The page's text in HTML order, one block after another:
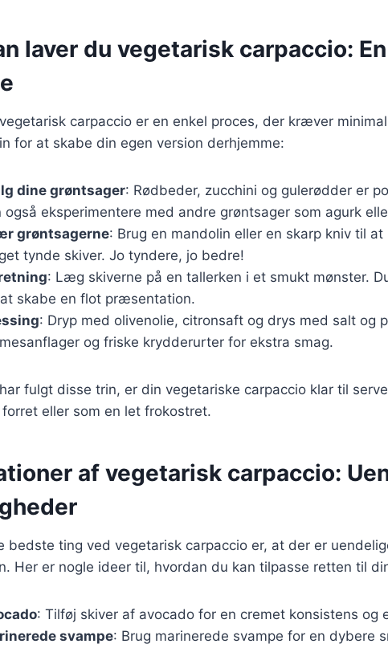
laver du vegetarisk carpaccio:
carpaccio er en enkel proces, der kræver
for at skabe din egen version derhjemme:
dine grøntsager: Rødbeder, zucchini og gulerødder er
også eksperimentere med andre grøntsager som agurk
grøntsagerne: Brug en mandolin eller en skarp kniv til
tynde skiver. Jo tyndere, jo bedre!
: Læg skiverne på en tallerken i et smukt mønster.
skabe en flot præsentation.
: Dryp med olivenolie, citronsaft og drys med salt og
og friske krydderurter for ekstra smag.
fulgt disse trin, er din vegetariske carpaccio klar til
forret eller som en let frokostret.
af vegetarisk carpaccio:
bedste ting ved vegetarisk carpaccio er, at der er
Her er nogle ideer til, hvordan du kan tilpasse retten til
: Tilføj skiver af avocado for en cremet konsistens og
svampe: Brug marinerede svampe for en dybere